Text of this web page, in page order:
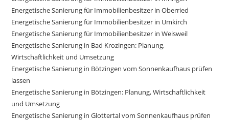
Energetische Sanierung für Immobilienbesitzer in Oberried
Energetische Sanierung für Immobilienbesitzer in Umkirch
Energetische Sanierung für Immobilienbesitzer in Weisweil
Energetische Sanierung in Bad Krozingen: Planung,
Wirtschaftlichkeit und Umsetzung
Energetische Sanierung in Bötzingen vom Sonnenkaufhaus prüfen
lassen
Energetische Sanierung in Bötzingen: Planung, Wirtschaftlichkeit
und Umsetzung
Energetische Sanierung in Glottertal vom Sonnenkaufhaus prüfen